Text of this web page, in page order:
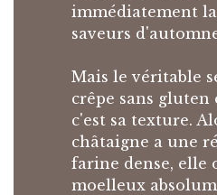
immédiatement
saveurs
Mais le véritable
crêpe sans gluten
c'est sa texture.
châtaigne a une
farine dense, elle
moelleux